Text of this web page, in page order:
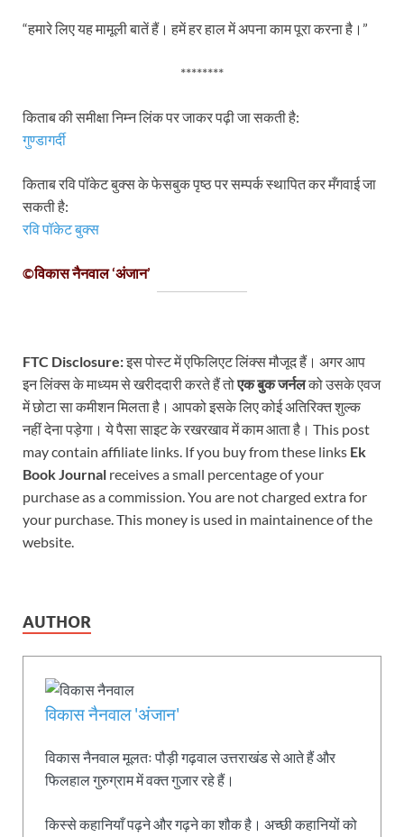
“हमारे लिए यह मामूली बातें हैं। हमें हर हाल में अपना काम पूरा करना है।”
********
किताब की समीक्षा निम्न लिंक पर जाकर पढ़ी जा सकती है:
गुण्डागर्दी
किताब रवि पॉकेट बुक्स के फेसबुक पृष्ठ पर सम्पर्क स्थापित कर मँगवाई जा
सकती है:
रवि पॉकेट बुक्स
©विकास नैनवाल ‘अंजान’
FTC Disclosure:इस पोस्ट में एफिलिएट लिंक्स मौजूद हैं। अगर आप
इन लिंक्स के माध्यम से खरीददारी करते हैं तोएक बुक जर्नलको उसके एवज
में छोटा सा कमीशन मिलता है। आपको इसके लिए कोई अतिरिक्त शुल्क
नहीं देना पड़ेगा। ये पैसा साइट के रखरखाव में काम आता है। This post
may contain affiliate links. If you buy from these links Ek
Book Journal receives a small percentage of your
purchase as a commission. You are not charged extra for
your purchase. This money is used in maintainence of the
website.
AUTHOR
विकास नैनवाल 'अंजान'
विकास नैनवाल मूलतः पौड़ी गढ़वाल उत्तराखंड से आते हैं और
फिलहाल गुरुग्राम में वक्त गुजार रहे हैं।
किस्से कहानियाँ पढ़ने और गढ़ने का शौक है। अच्छी कहानियों को